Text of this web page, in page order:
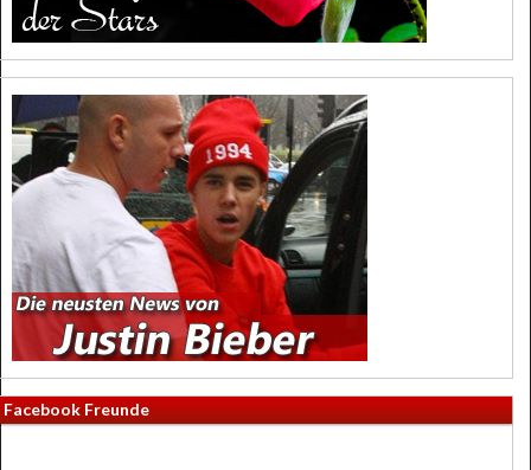
Facebook Freunde